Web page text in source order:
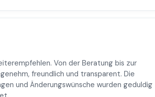
Von der Beratung bis zur
freundlich und transparent. Die
und Änderungswünsche wurden geduldig